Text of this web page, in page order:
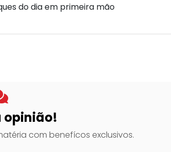
do dia em primeira mão
opinião!
com benefícos exclusivos.